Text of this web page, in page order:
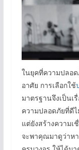
ในยุคที่ความปลอ
อาศัย การเลือกใช้
มาตรฐานจึงเป็นเ
ความปลอดภัยที่ดี
แต่ยังสร้างความเ
จะพาคุณมาดูว่าห